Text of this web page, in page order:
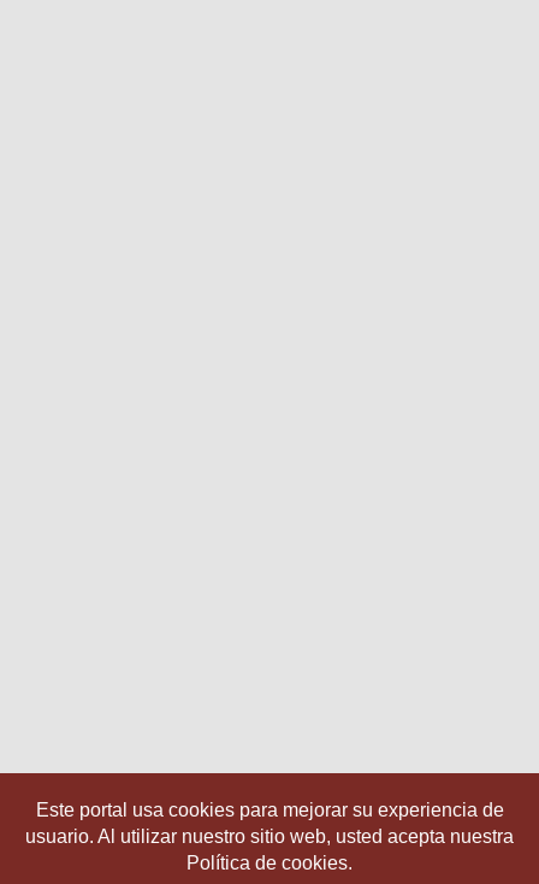
Este portal usa cookies para mejorar su experiencia de
usuario. Al utilizar nuestro sitio web, usted acepta nuestra
Política de cookies.